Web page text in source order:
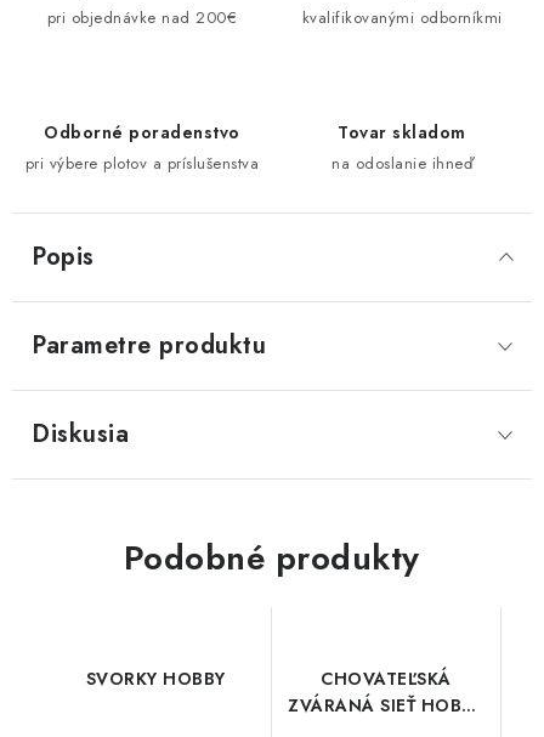
pri objednávke nad 200€ kvalifikovanými odborníkmi
Odborné poradenstvo
pri výbere plotov a príslušenstva
Tovar skladom
na odoslanie ihneď
Popis
Parametre produktu
Diskusia
Podobné produkty
SVORKY HOBBY
CHOVATEĽSKÁ
ZVÁRANÁ SIEŤ HOBBY